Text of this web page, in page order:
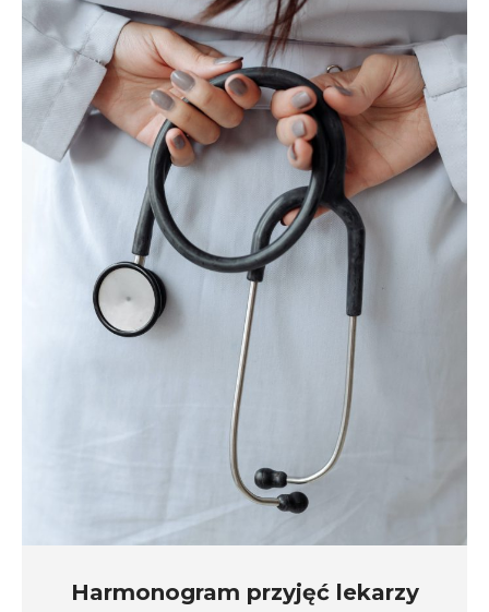
Harmonogram przyjęć lekarzy